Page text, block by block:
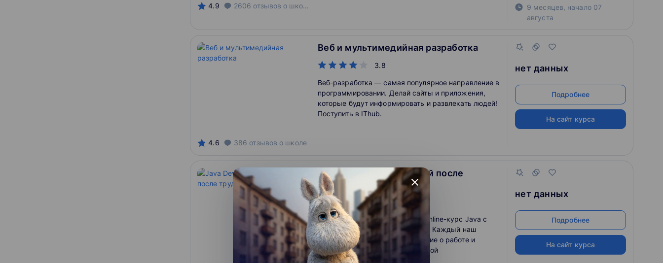
4.9 2606 отзывов о школе 9 месяцев начало 07
августа
4.6 386 отзывов о школе
Веб и мультимедийная разработка
3.8
Веб-разработка — самая популярное направление в
программировании. Делай сайты и приложения,
которые будут информировать и развлекать людей!
Поступить в IThub.
нет данных
Подробнее
На сайт курса
Java Developer с оплатой после
трудоустройства
3.8
Обучаем Java-разработчиков.Online-курс Java с
оплатой после трудоустройства. Каждый наш
выпускник получает предложение о работе и
зарплату на 30% выше ожидаемой
нет данных
Подробнее
На сайт курса
close